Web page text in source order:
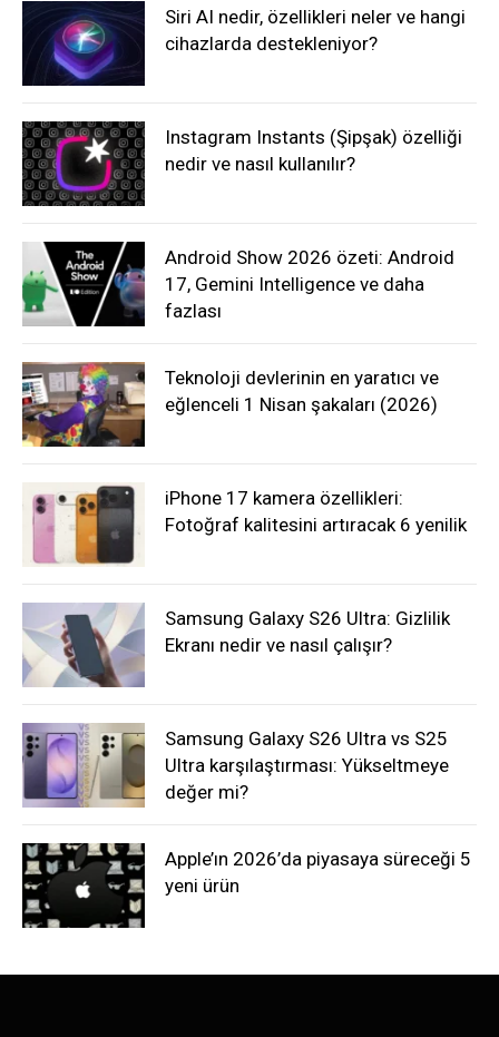
Siri AI nedir, özellikleri neler ve hangi
cihazlarda destekleniyor?
Instagram Instants (Şipşak) özelliği
nedir ve nasıl kullanılır?
Android Show 2026 özeti: Android
17, Gemini Intelligence ve daha
fazlası
Teknoloji devlerinin en yaratıcı ve
eğlenceli 1 Nisan şakaları (2026)
iPhone 17 kamera özellikleri:
Fotoğraf kalitesini artıracak 6 yenilik
Samsung Galaxy S26 Ultra: Gizlilik
Ekranı nedir ve nasıl çalışır?
Samsung Galaxy S26 Ultra vs S25
Ultra karşılaştırması: Yükseltmeye
değer mi?
Apple’ın 2026’da piyasaya süreceği 5
yeni ürün